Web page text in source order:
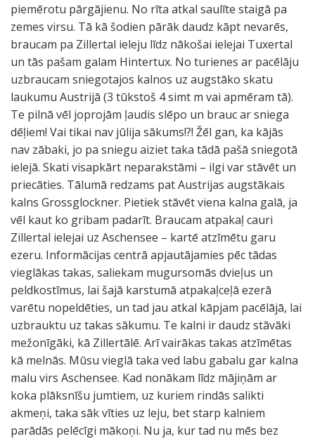
piemērotu pārgājienu. No rīta atkal saulīte staigā pa
zemes virsu. Tā kā šodien pārāk daudz kāpt nevarēs,
braucam pa Zillertal ieleju līdz nākošai ielejai Tuxertal
un tās pašam galam Hintertux. No turienes ar pacēlāju
uzbraucam sniegotajos kalnos uz augstāko skatu
laukumu Austrijā (3 tūkstoš 4 simt m vai apmēram tā).
Te pilnā vēl joprojām ļaudis slēpo un brauc ar sniega
dēļiem! Vai tikai nav jūlija sākums!?! Žēl gan, ka kājās
nav zābaki, jo pa sniegu aiziet taka tādā pašā sniegotā
ielejā. Skati visapkārt neparakstāmi – ilgi var stāvēt un
priecāties. Tālumā redzams pat Austrijas augstākais
kalns Grossglockner. Pietiek stāvēt viena kalna galā, ja
vēl kaut ko gribam padarīt. Braucam atpakaļ cauri
Zillertal ielejai uz Aschensee – kartē atzīmētu garu
ezeru. Informācijas centrā apjautājamies pēc tādas
vieglākas takas, saliekam mugursomās dvieļus un
peldkostīmus, lai šajā karstumā atpakaļceļā ezerā
varētu nopeldēties, un tad jau atkal kāpjam pacēlājā, lai
uzbrauktu uz takas sākumu. Te kalni ir daudz stāvāki
mežonīgāki, kā Zillertālē. Arī vairākas takas atzīmētas
kā melnās. Mūsu vieglā taka ved labu gabalu gar kalna
malu virs Aschensee. Kad nonākam līdz mājiņām ar
koka plāksnīšu jumtiem, uz kuriem rindās salikti
akmeņi, taka sāk vīties uz leju, bet starp kalniem
parādās pelēcīgi mākoņi. Nu ja, kur tad nu mēs bez